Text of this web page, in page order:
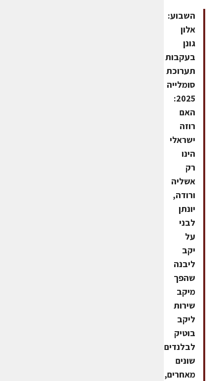
השבוע:
אלון
גונן
בעקבות
תערוכת
סומלייה
2025:
האם
רוזה
ישראלי
הינו
רק
אשליה
ורודה,
יונתן
לבני
על
יקב
ליבנה
שהפך
מיקב
שירות
ליקב
בוטיק
לבלנדים
שונים
מאחרים,